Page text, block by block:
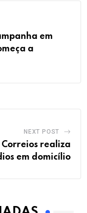
em
a
NEXT POST
Correios realiza
em domicílio